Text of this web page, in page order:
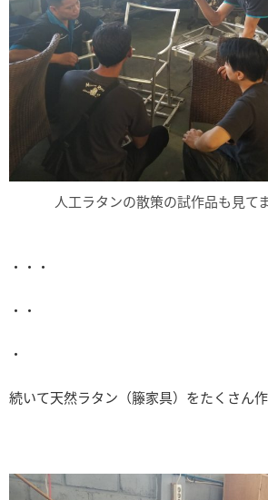
人工ラタンの散策の試作品も見て
・・・
・・
・
続いて天然ラタン（籐家具）をたくさん